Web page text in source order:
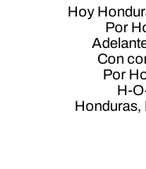
Hoy
Por
Con
Por
H-
Honduras,